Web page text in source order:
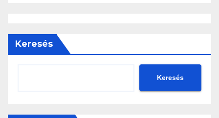
Keresés
Keresés